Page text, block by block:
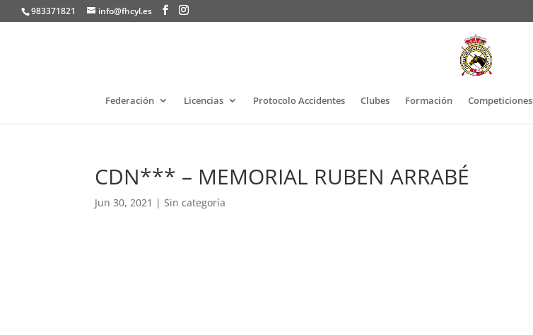
983371821 info@fhcyl.es
Federación Licencias Protocolo Accidentes Clubes Formación Competiciones
CDN*** – MEMORIAL RUBEN ARRABÉ
Jun 30, 2021 |Sin categoría